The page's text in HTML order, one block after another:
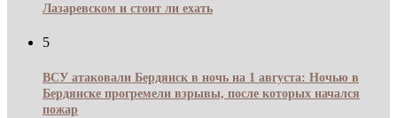
Лазаревском и стоит ли ехать
5
ВСУ атаковали Бердянск в ночь на 1 августа: Ночью в
Бердянске прогремели взрывы, после которых начался
пожар